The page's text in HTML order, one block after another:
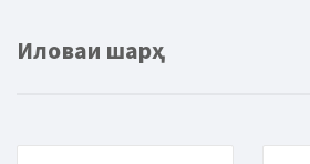
Иловаи шарҳ